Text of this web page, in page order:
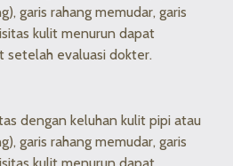
garis rahang memudar, garis
kulit menurun dapat
setelah evaluasi dokter.
dengan keluhan kulit pipi atau
garis rahang memudar, garis